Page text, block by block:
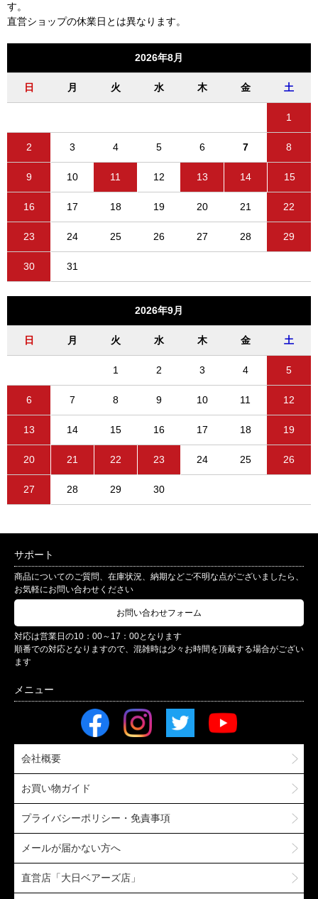
す。
直営ショップの休業日とは異なります。
2026年8月
日 月 火 水 木 金 土
1
2 3 4 5 6 7 8
9 10 11 12 13 14 15
16 17 18 19 20 21 22
23 24 25 26 27 28 29
30 31
2026年9月
日 月 火 水 木 金 土
1 2 3 4 5
6 7 8 9 10 11 12
13 14 15 16 17 18 19
20 21 22 23 24 25 26
27 28 29 30
サポート
商品についてのご質問、在庫状況、納期などご不明な点がございましたら、
お気軽にお問い合わせください
お問い合わせフォーム
対応は営業日の10：00～17：00となります
順番での対応となりますので、混雑時は少々お時間を頂戴する場合がござい
ます
会社概要
お買い物ガイド
プライバシーポリシー・免責事項
メールが届かない方へ
直営店「大日ベアーズ店」